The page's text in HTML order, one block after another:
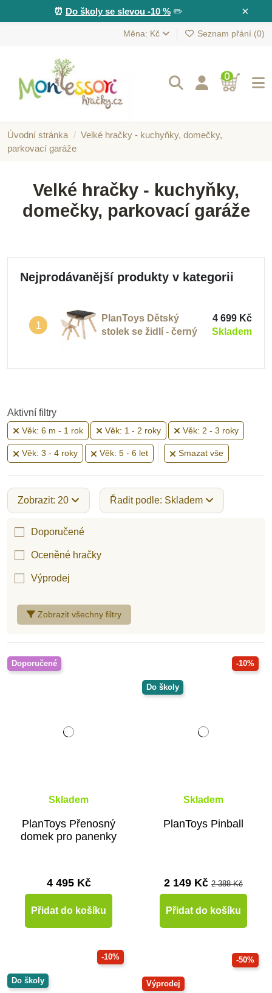
×
⏰ Do školy se slevou -10 %✏️
Měna: Kč Seznam přání (0)
0
Úvodní stránka
Velké hračky - kuchyňky, domečky,
parkovací garáže
Velké hračky - kuchyňky,
domečky, parkovací garáže
Nejprodávanější produkty v kategorii
1
PlanToys Dětský
stolek se židlí - černý
4 699 Kč
Skladem
Aktivní filtry
Věk: 6 m - 1 rok Věk: 1 - 2 roky Věk: 2 - 3 roky
Věk: 3 - 4 roky Věk: 5 - 6 let Smazat vše
Zobrazit: 20 Řadit podle: Skladem
Zobrazit všechny filtry
Doporučené
Oceněné hračky
Výprodej
Doporučené
Skladem
PlanToys Přenosný
domek pro panenky
4 495 Kč
Přidat do košíku
-10%
Do školy
Skladem
PlanToys Pinball
2 149 Kč 2 388 Kč
Přidat do košíku
-10%
Do školy
-50%
Výprodej